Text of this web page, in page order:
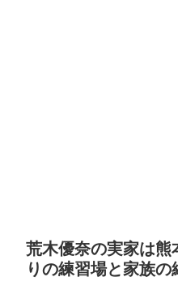
荒木優奈の実家は熊
りの練習場と家族の